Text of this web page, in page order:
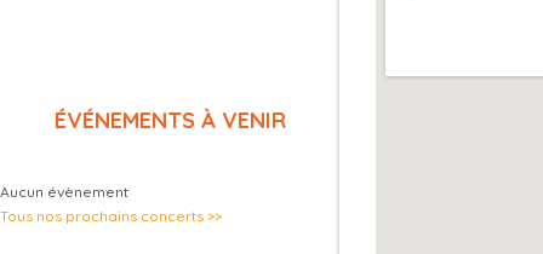
ÉVÉNEMENTS À VENIR
Aucun évènement
Tous nos prochains concerts >>